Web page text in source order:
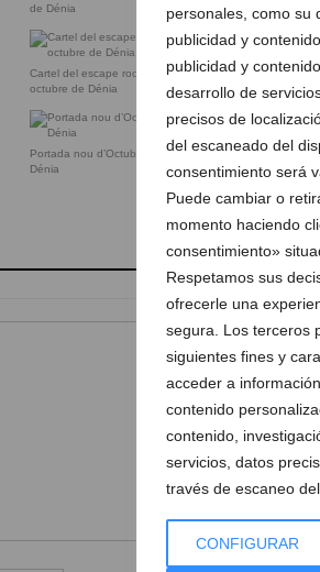
personales, como su
publicidad y
publicidad y
desarrollo de
precisos de
del escaneado del
consentimiento será
Puede cambiar o
momento haciendo
consentimiento»
Respetamos sus
ofrecerle una
segura. Los terceros
siguientes fines y
acceder a
contenido
contenido,
servicios, datos
través de escaneo
CONFIGURAR
de Dénia
Cartel del escape room del 7 de
octubre de Dénia
Cartel del I
Portada nou d’Octubre 2023 de
Dénia